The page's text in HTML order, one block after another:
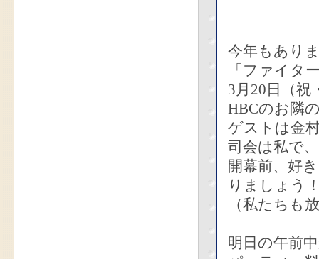
今年もあり
「ファイタ
3月20日（
HBCのお隣
ゲストは金
司会は私で
開幕前、好
りましょう
（私たちも
明日の午前